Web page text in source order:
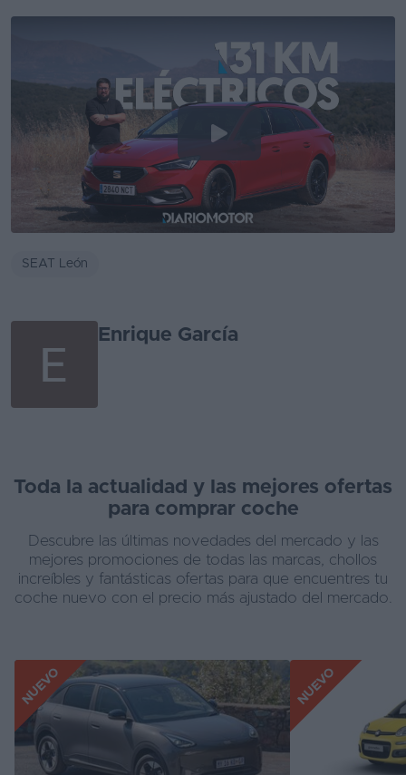
SEAT León
Enrique García
Toda la actualidad y las mejores ofertas
para comprar coche
Descubre las últimas novedades del mercado y las
mejores promociones de todas las marcas, chollos
increíbles y fantásticas ofertas para que encuentres tu
coche nuevo con el precio más ajustado del mercado.
NUEVO NUEVO